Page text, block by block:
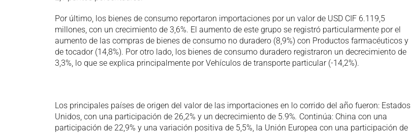
Por último, los bienes de consumo reportaron importaciones por un valor de USD CIF 6.119,5
millones, con un crecimiento de 3,6%. El aumento de este grupo se registró particularmente por el
aumento de las compras de bienes de consumo no duradero (8,9%) con Productos farmacéuticos y
de tocador (14,8%). Por otro lado, los bienes de consumo duradero registraron un decrecimiento de
3,3%, lo que se explica principalmente por Vehículos de transporte particular (-14,2%).
Los principales países de origen del valor de las importaciones en lo corrido del año fueron: Estados
Unidos, con una participación de 26,2% y un decrecimiento de 5.9%. Continúa: China con una
participación de 22,9% y una variación positiva de 5,5%, la Unión Europea con una participación de